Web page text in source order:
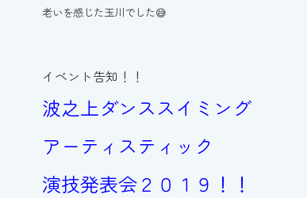
老いを感じた玉川でした😅
イベント告知！！
波之上ダンススイミング
アーティスティック
演技発表会２０１９！！